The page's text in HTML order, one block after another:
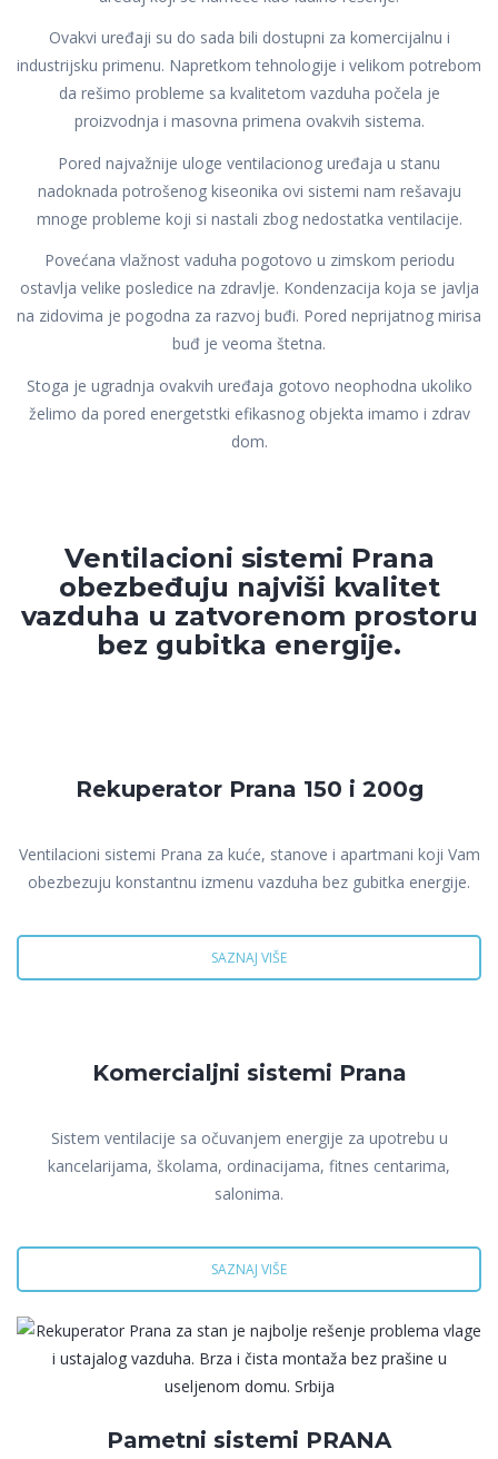
Ovakvi uređaji su do sada bili dostupni za komercijalnu i
industrijsku primenu. Napretkom tehnologije i velikom potrebom
da rešimo probleme sa kvalitetom vazduha počela je
proizvodnja i masovna primena ovakvih sistema.
Pored najvažnije uloge ventilacionog uređaja u stanu
nadoknada potrošenog kiseonika ovi sistemi nam rešavaju
mnoge probleme koji si nastali zbog nedostatka ventilacije.
Povećana vlažnost vaduha pogotovo u zimskom periodu
ostavlja velike posledice na zdravlje. Kondenzacija koja se javlja
na zidovima je pogodna za razvoj buđi. Pored neprijatnog mirisa
buđ je veoma štetna.
Stoga je ugradnja ovakvih uređaja gotovo neophodna ukoliko
želimo da pored energetstki efikasnog objekta imamo i zdrav
dom.
Ventilacioni sistemi Prana
obezbeđuju najviši kvalitet
vazduha u zatvorenom prostoru
bez gubitka energije.
Rekuperator Prana 150 i 200g
Ventilacioni sistemi Prana za kuće, stanove i apartmani koji Vam
obezbezuju konstantnu izmenu vazduha bez gubitka energije.
SAZNAJ VIŠE
Komercialjni sistemi Prana
Sistem ventilacije sa očuvanjem energije za upotrebu u
kancelarijama, školama, ordinacijama, fitnes centarima,
salonima.
SAZNAJ VIŠE
Pametni sistemi PRANA